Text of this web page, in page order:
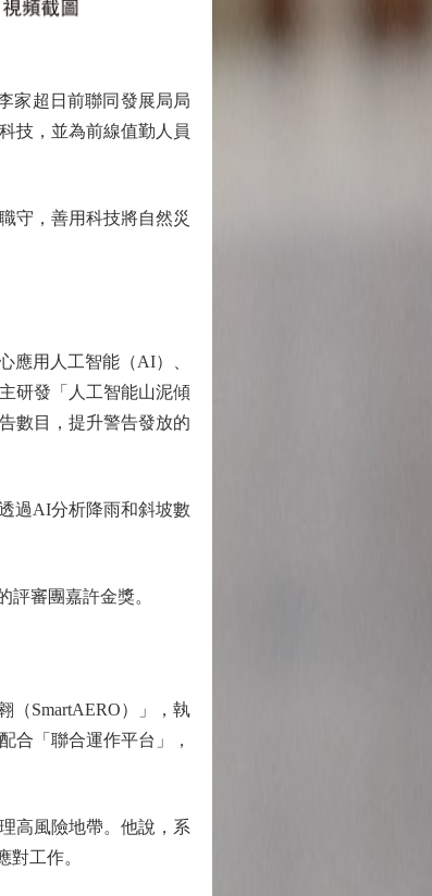
家超日前聯同發展局局
技，並為前線值勤人員
守，善用科技將自然災
用人工智能（AI）、
研發「人工智能山泥傾
數目，提升警告發放的
過AI分析降雨和斜坡數
審團嘉許金獎。
SmartAERO）」，執
合「聯合運作平台」，
高風險地帶。他說，系
工作。